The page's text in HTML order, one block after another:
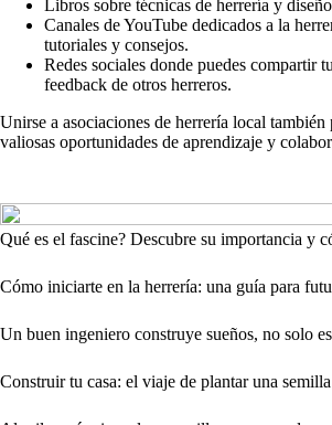
Libros sobre técnicas de herrería y
Canales de YouTube dedicados a la
tutoriales y consejos.
Redes sociales donde puedes compartir
feedback de otros herreros.
Unirse a asociaciones de herrería local
valiosas oportunidades de aprendizaje y
Qué es el fascine? Descubre su importancia y
Cómo iniciarte en la herrería: una guía para
Un buen ingeniero construye sueños, no solo
Construir tu casa: el viaje de plantar una